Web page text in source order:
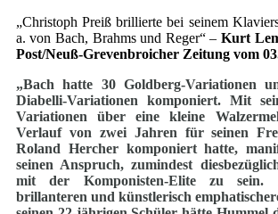
„Christoph Preiß brillierte bei seinem
a. von Bach, Brahms und Reger“ – Kurt
Post/Neuß-Grevenbroicher Zeitung vom
„Bach hatte 30 Goldberg-Variationen
Diabelli-Variationen komponiert. Mit
Variationen über eine kleine
Verlauf von zwei Jahren für seinen
Roland Hercher komponiert hatte,
seinen Anspruch, zumindest
mit der Komponisten-Elite zu sein.
brillanteren und künstlerisch